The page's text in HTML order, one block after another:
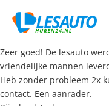
Zeer goed! De lesauto
vriendelijke mannen
Heb zonder probleem 2x
contact. Een aanrader.